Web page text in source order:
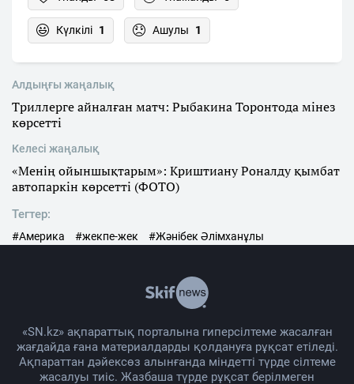
Күлкілі 1 Ашулы 1
Алдыңғы жаңалық
Триллерге айналған матч: Рыбакина Торонтода мінез
көрсетті
Келесі жаңалық
«Менің ойыншықтарым»: Криштиану Роналду қымбат
автопаркін көрсетті (ФОТО)
Тегтер:
#Америка #жекпе-жек #Жәнібек Әлімханұлы
«SN.kz» ақпараттық порталына гиперсілтеме жасалған
жағдайда ғана материалдарды қолдануға рұқсат етіледі.
Ақпараттан дәйексөз алынғанда міндетті түрде сілтеме
жасалуы тиіс. Жазбаша түрде рұқсат берілмеген